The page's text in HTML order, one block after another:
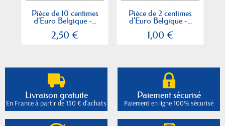
Pièce de 10 centimes
d'Euro Belgique -...
2,50 €
Pièce de 2 centimes
d'Euro Belgique -...
1,00 €
Livraison gratuite
En France à partir de 150 € d'achats
Paiement sécurisé
Paiement en ligne 100% sécurisé